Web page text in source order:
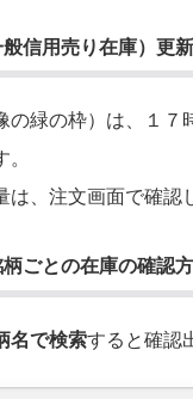
信用売り在庫）更
の緑の枠）は、１７
、注文画面で確認
ごとの在庫の確認
名で検索すると確認